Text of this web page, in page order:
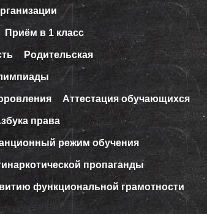
Приём в 1 класс
Родительская
Аттестация обучающихся
права
режим обучения
пропаганды
функциональной грамотности